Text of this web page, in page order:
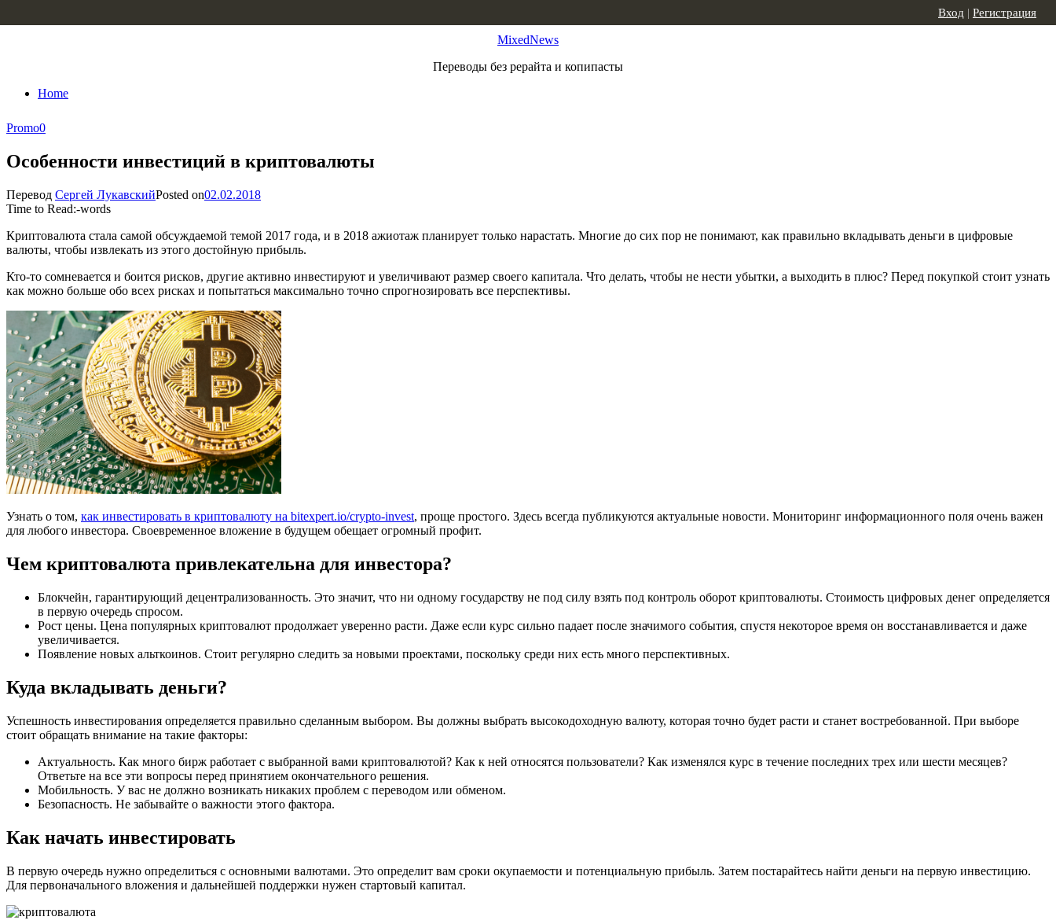
MixedNews
Переводы без рерайта и копипасты
Home
Вход | Регистрация
Promo0
Особенности инвестиций в криптовалюты
Перевод Сергей ЛукавскийPosted on02.02.2018
Time to Read:-words
Криптовалюта стала самой обсуждаемой темой 2017 года, и в 2018 ажиотаж планирует только нарастать. Многие до сих пор не понимают, как правильно вкладывать деньги в цифровые
валюты, чтобы извлекать из этого достойную прибыль.
Кто-то сомневается и боится рисков, другие активно инвестируют и увеличивают размер своего капитала. Что делать, чтобы не нести убытки, а выходить в плюс? Перед покупкой стоит узнать
как можно больше обо всех рисках и попытаться максимально точно спрогнозировать все перспективы.
Узнать о том, как инвестировать в криптовалюту на bitexpert.io/crypto-invest, проще простого. Здесь всегда публикуются актуальные новости. Мониторинг информационного поля очень важен
для любого инвестора. Своевременное вложение в будущем обещает огромный профит.
Чем криптовалюта привлекательна для инвестора?
Блокчейн, гарантирующий децентрализованность. Это значит, что ни одному государству не под силу взять под контроль оборот криптовалюты. Стоимость цифровых денег определяется
в первую очередь спросом.
Рост цены. Цена популярных криптовалют продолжает уверенно расти. Даже если курс сильно падает после значимого события, спустя некоторое время он восстанавливается и даже
увеличивается.
Появление новых альткоинов. Стоит регулярно следить за новыми проектами, поскольку среди них есть много перспективных.
Куда вкладывать деньги?
Успешность инвестирования определяется правильно сделанным выбором. Вы должны выбрать высокодоходную валюту, которая точно будет расти и станет востребованной. При выборе
стоит обращать внимание на такие факторы:
Актуальность. Как много бирж работает с выбранной вами криптовалютой? Как к ней относятся пользователи? Как изменялся курс в течение последних трех или шести месяцев?
Ответьте на все эти вопросы перед принятием окончательного решения.
Мобильность. У вас не должно возникать никаких проблем с переводом или обменом.
Безопасность. Не забывайте о важности этого фактора.
Как начать инвестировать
В первую очередь нужно определиться с основными валютами. Это определит вам сроки окупаемости и потенциальную прибыль. Затем постарайтесь найти деньги на первую инвестицию.
Для первоначального вложения и дальнейшей поддержки нужен стартовый капитал.